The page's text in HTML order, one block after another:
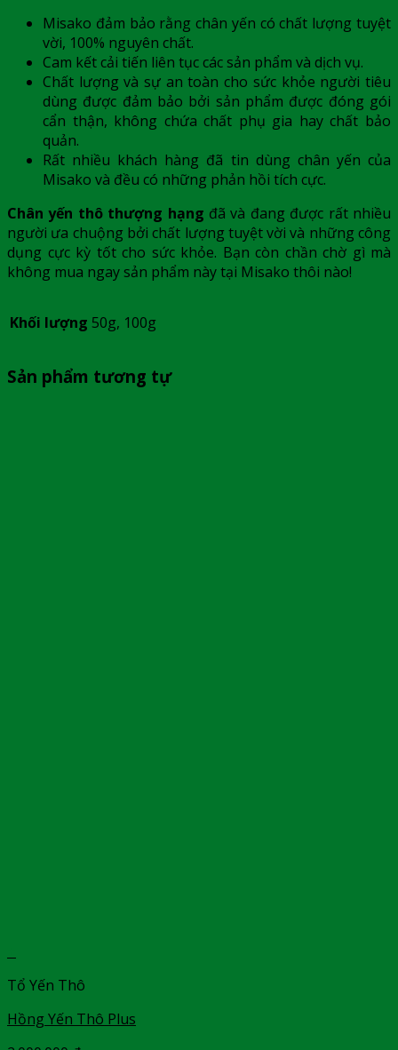
Misako đảm bảo rằng chân yến có chất lượng tuyệt
vời, 100% nguyên chất.
Cam kết cải tiến liên tục các sản phẩm và dịch vụ.
Chất lượng và sự an toàn cho sức khỏe người tiêu
dùng được đảm bảo bởi sản phẩm được đóng gói
cẩn thận, không chứa chất phụ gia hay chất bảo
quản.
Rất nhiều khách hàng đã tin dùng chân yến của
Misako và đều có những phản hồi tích cực.
Chân yến thô thượng hạng đã và đang được rất nhiều
người ưa chuộng bởi chất lượng tuyệt vời và những công
dụng cực kỳ tốt cho sức khỏe. Bạn còn chần chờ gì mà
không mua ngay sản phẩm này tại Misako thôi nào!
Khối lượng 50g, 100g
Sản phẩm tương tự
Tổ Yến Thô
Hồng Yến Thô Plus